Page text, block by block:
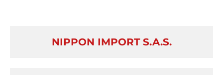
NIPPON IMPORT S.A.S.